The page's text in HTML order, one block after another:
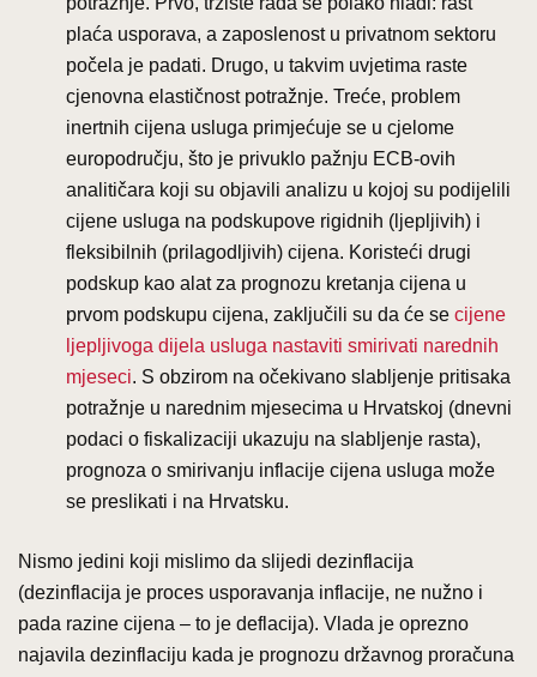
plaća usporava, a zaposlenost u privatnom sektoru
počela je padati. Drugo, u takvim uvjetima raste
cjenovna elastičnost potražnje. Treće, problem
inertnih cijena usluga primjećuje se u cjelome
europodručju, što je privuklo pažnju ECB-ovih
analitičara koji su objavili analizu u kojoj su podijelili
cijene usluga na podskupove rigidnih (ljepljivih) i
fleksibilnih (prilagodljivih) cijena. Koristeći drugi
podskup kao alat za prognozu kretanja cijena u
prvom podskupu cijena, zaključili su da će se cijene
ljepljivoga dijela usluga nastaviti smirivati narednih
mjeseci. S obzirom na očekivano slabljenje pritisaka
potražnje u narednim mjesecima u Hrvatskoj (dnevni
podaci o fiskalizaciji ukazuju na slabljenje rasta),
prognoza o smirivanju inflacije cijena usluga može
se preslikati i na Hrvatsku.
Nismo jedini koji mislimo da slijedi dezinflacija
(dezinflacija je proces usporavanja inflacije, ne nužno i
pada razine cijena – to je deflacija). Vlada je oprezno
najavila dezinflaciju kada je prognozu državnog proračuna